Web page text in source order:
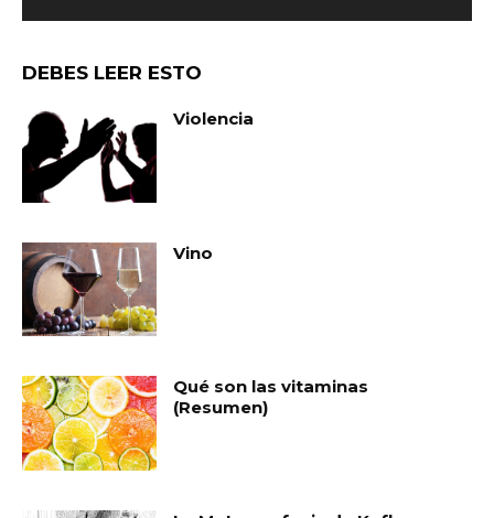
DEBES LEER ESTO
Violencia
Vino
Qué son las vitaminas
(Resumen)